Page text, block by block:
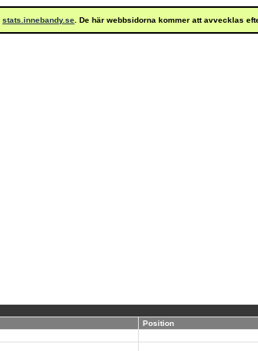
stats.innebandy.se . De här webbsidorna kommer att avvecklas
Position